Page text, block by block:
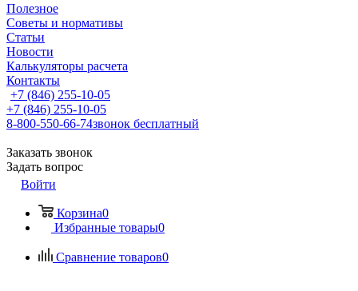
Полезное
Советы и нормативы
Статьи
Новости
Калькуляторы расчета
Контакты
+7 (846) 255-10-05
+7 (846) 255-10-05
8-800-550-66-74звонок бесплатный
Заказать звонок
Задать вопрос
Войти
Корзина0
Избранные товары0
Сравнение товаров0